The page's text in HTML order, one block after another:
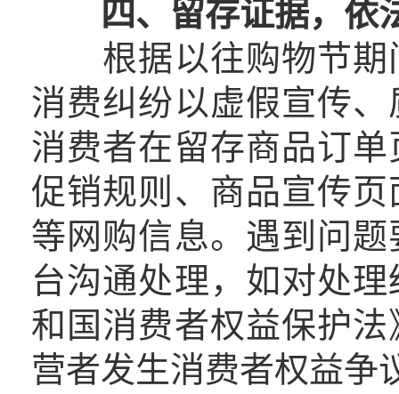
四、留存证据，依
根据以往购物节期
消费纠纷以虚假宣传
消费者在留存商品订
促销规则、商品宣传
等网购信息。遇到问
台沟通处理，如对处
和国消费者权益保护
营者发生消费者权益争